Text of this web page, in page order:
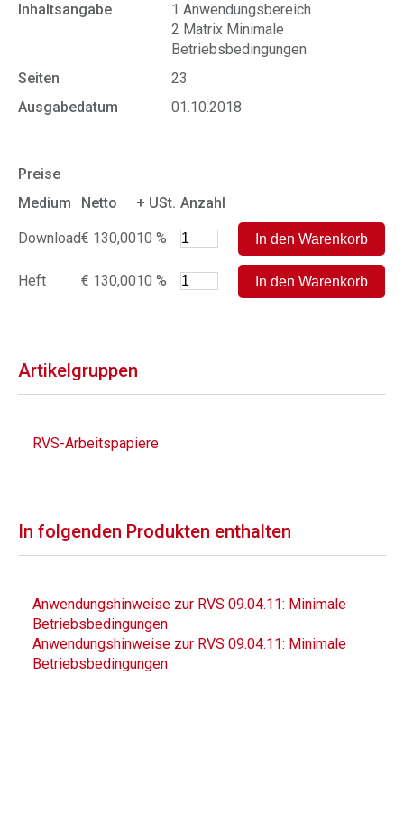
Inhaltsangabe
1 Anwendungsbereich
2 Matrix Minimale
Betriebsbedingungen
Seiten
23
Ausgabedatum
01.10.2018
Preise
Medium
Netto + USt. Anzahl
Download€ 130,0010 %
Heft € 130,0010 %
Artikelgruppen
RVS-Arbeitspapiere
In folgenden Produkten enthalten
Anwendungshinweise zur RVS 09.04.11: Minimale
Betriebsbedingungen
Anwendungshinweise zur RVS 09.04.11: Minimale
Betriebsbedingungen